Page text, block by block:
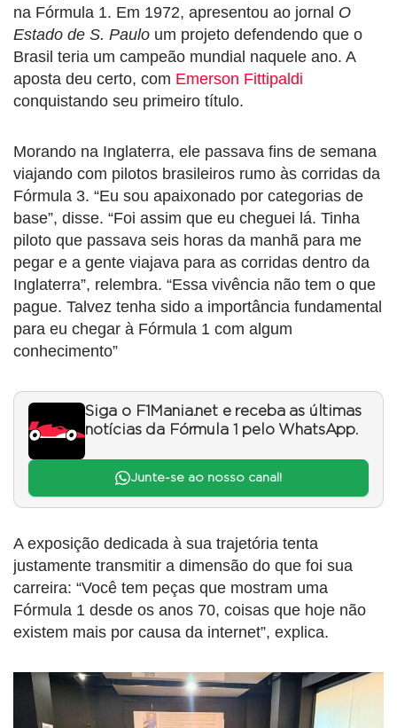
na Fórmula 1. Em 1972, apresentou ao jornal O
Estado de S. Paulo um projeto defendendo que o
Brasil teria um campeão mundial naquele ano. A
aposta deu certo, com Emerson Fittipaldi
conquistando seu primeiro título.
Morando na Inglaterra, ele passava fins de semana
viajando com pilotos brasileiros rumo às corridas da
Fórmula 3. “Eu sou apaixonado por categorias de
base”, disse. “Foi assim que eu cheguei lá. Tinha
piloto que passava seis horas da manhã para me
pegar e a gente viajava para as corridas dentro da
Inglaterra”, relembra. “Essa vivência não tem o que
pague. Talvez tenha sido a importância fundamental
para eu chegar à Fórmula 1 com algum
conhecimento”
Siga o F1Mania.net e receba as últimas
notícias da Fórmula 1 pelo WhatsApp.
Junte-se ao nosso canal!
A exposição dedicada à sua trajetória tenta
justamente transmitir a dimensão do que foi sua
carreira: “Você tem peças que mostram uma
Fórmula 1 desde os anos 70, coisas que hoje não
existem mais por causa da internet”, explica.